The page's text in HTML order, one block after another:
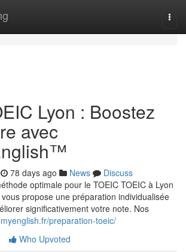
Lyon : Boostez
avec
78 days ago News
Discuss
optimale pour le TOEIC TOEIC à Lyon
propose une préparation individualisée
significativement votre note. Nos
preparation-toeic/
Who Upvoted